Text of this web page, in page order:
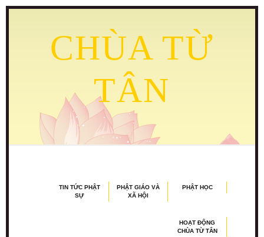
CHÙA TỪ
TÂN
TIN TỨC PHẬT
SỰ
PHẬT GIÁO VÀ
XÃ HỘI
PHẬT HỌC
HOẠT ĐỘNG
CHÙA TỪ TÂN